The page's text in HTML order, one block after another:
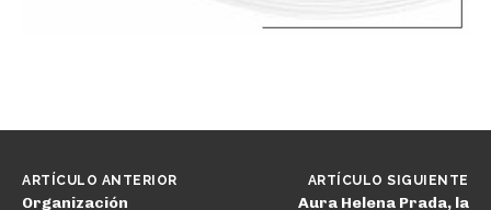
ARTÍCULO ANTERIOR
Organización
ARTÍCULO SIGUIENTE
Aura Helena Prada, la